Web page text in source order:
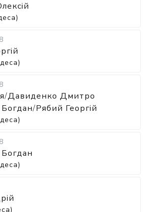
/Давиденко Дмитро
/Рябий Георгій